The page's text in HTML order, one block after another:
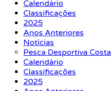
Calendário
Classificações
2025
Anos Anteriores
Notícias
Pesca Desportiva Costa
Calendário
Classificações
2025